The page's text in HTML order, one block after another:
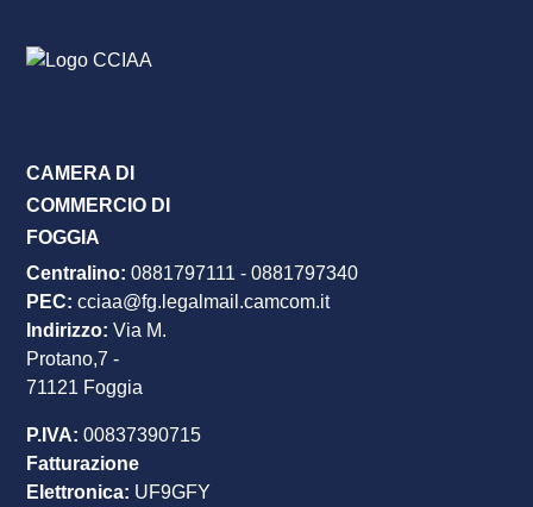
CAMERA DI
COMMERCIO DI
FOGGIA
Centralino: 0881797111 - 0881797340
PEC: cciaa@fg.legalmail.camcom.it
Indirizzo: Via M.
Protano,7 -
71121 Foggia
P.IVA: 00837390715
Fatturazione
Elettronica: UF9GFY